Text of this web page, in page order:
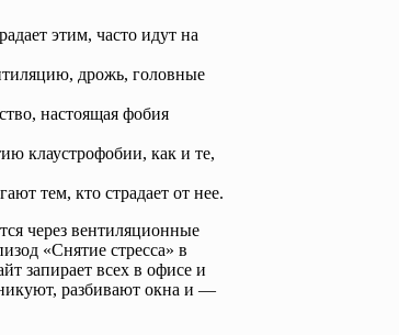
этим, часто идут на
дрожь, головные
настоящая фобия
клаустрофобии, как и те,
тем, кто страдает от нее.
через вентиляционные
«Снятие стресса» в
запирает всех в офисе и
разбивают окна и —